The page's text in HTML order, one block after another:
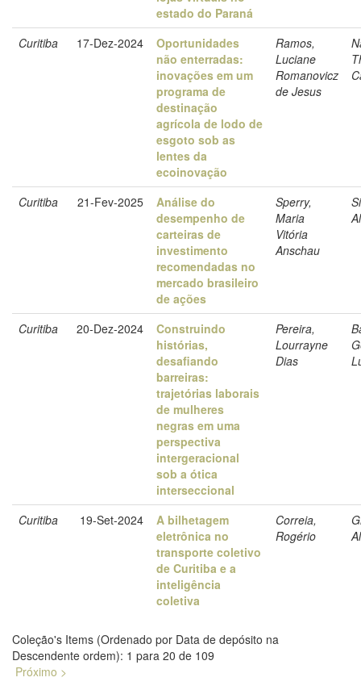
estado do Paraná
Curitiba
17-Dez-2024
Oportunidades
não enterradas:
inovações em um
programa de
destinação
agrícola de lodo de
esgoto sob as
lentes da
ecoinovação
Ramos,
Luciane
Romanovicz
de Jesus
Curitiba 21-Fev-2025
Análise do
desempenho de
carteiras de
investimento
recomendadas no
mercado brasileiro
de ações
Sperry,
Maria
Vitória
Anschau
Curitiba 20-Dez-2024
Construindo
histórias,
desafiando
barreiras:
trajetórias laborais
de mulheres
negras em uma
perspectiva
intergeracional
sob a ótica
interseccional
Pereira,
Lourrayne
Dias
Curitiba 19-Set-2024
A bilhetagem
eletrônica no
transporte coletivo
de Curitiba e a
inteligência
coletiva
Correia,
Rogério
Coleção's Items (Ordenado por Data de depósito na
Descendente ordem): 1 para 20 de 109
Próximo >